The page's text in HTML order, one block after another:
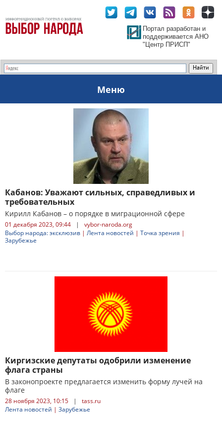
Портал разработан и
поддерживается АНО
"Центр ПРИСП"
Меню
Кабанов: Уважают сильных, справедливых и
требовательных
Кирилл Кабанов – о порядке в миграционной сфере
01 декабря 2023, 09:44 |
vybor-naroda.org
Выбор народа: эксклюзив | Лента новостей | Точка зрения |
Зарубежье
Киргизские депутаты одобрили изменение
флага страны
В законопроекте предлагается изменить форму лучей на
флаге
28 ноября 2023, 10:15 |
tass.ru
Лента новостей | Зарубежье